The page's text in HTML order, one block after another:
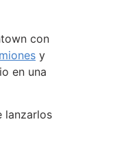
con
y
en una
lanzarlos